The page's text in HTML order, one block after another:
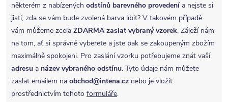
některém z nabízených odstínů barevného provedení a nejste si
jisti, zda se vám bude zvolená barva líbit? V takovém případě
vám můžeme zcela ZDARMA zaslat vybraný vzorek. Záleží nám
na tom, ať si správně vyberete a jste pak se zakoupeným zbožím
maximálně spokojeni. Pro zaslání vzorku potřebujeme znát vaší
adresu a název vybraného odstínu. Tyto údaje nám můžete
zaslat emailem na obchod@intena.cz nebo je vložit
prostřednictvím tohoto formuláře.